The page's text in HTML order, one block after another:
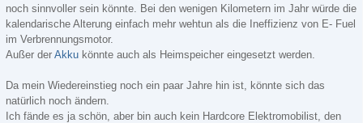
noch sinnvoller sein könnte. Bei den wenigen Kilometern im Jahr würde die
kalendarische Alterung einfach mehr wehtun als die Ineffizienz von E- Fuel
im Verbrennungsmotor.
Außer der Akku könnte auch als Heimspeicher eingesetzt werden.
Da mein Wiedereinstieg noch ein paar Jahre hin ist, könnte sich das
natürlich noch ändern.
Ich fände es ja schön, aber bin auch kein Hardcore Elektromobilist, den